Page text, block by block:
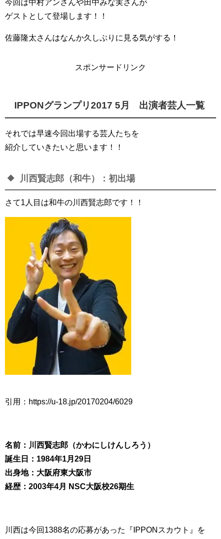
今回は中村アンさんや田中みな実さんが
ゲストとして登場します！！
佐藤隆太さんはなんか久しぶりに見る気がする！
スポンサードリンク
IPPONグランプリ2017 5月 出演者芸人一覧
それでは早速今回出場する芸人たちを
紹介していきたいと思います！！
川西賢志郎（和牛）：初出場
さて1人目は和牛の川西賢志郎です！！
引用：https://u-18.jp/20170204/6029
名前：川西賢志郎（かわにしけんしろう）
誕生日：1984年1月29日
出身地：大阪府東大阪市
経歴：2003年4月 NSC大阪校26期生
川西は今回1388名の応募があった『IPPONスカウト』を